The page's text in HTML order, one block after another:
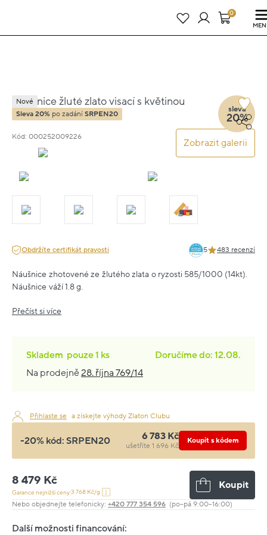
23 dní : 17h : 47m : 41s0
Náušnice žluté zlato visací s květinou
1.5cm 1.8g
Kód: 000252009226
Zobrazit galerii
Nové
Sleva 20% po zadání SRPEN20
sleva
20%
Obdržíte certifikát pravosti 5 483 recenzí
Náušnice zhotovené ze žlutého zlata o ryzosti 585/1000 (14kt).
Náušnice váží 1.8 g.
Přečíst si více
Skladem pouze1 ks
Doručíme do: 12.08.
Na prodejně28. října 769/14
Přihlaste se a získejte výhody Zlaton Clubu
-20% kód: SRPEN20 6 783 Kč
ušetříte 1 696 Kč
Koupit s kódem
8 479 Kč
Garance nejnižší ceny:3 768 Kč/g
Koupit
Nebo objednejte telefonicky: +420 777 354 596 (po–pá 9:00–16:00)
Další možnosti financování: